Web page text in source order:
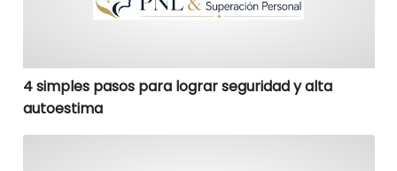
4 simples pasos para lograr seguridad y alta
autoestima